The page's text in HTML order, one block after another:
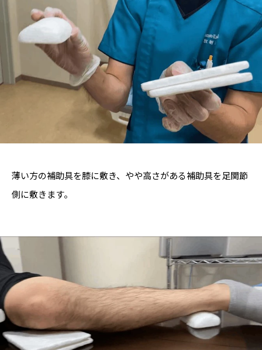
薄い方の補助具を膝に敷き、やや高さがある補助具を足関節
側に敷きます。